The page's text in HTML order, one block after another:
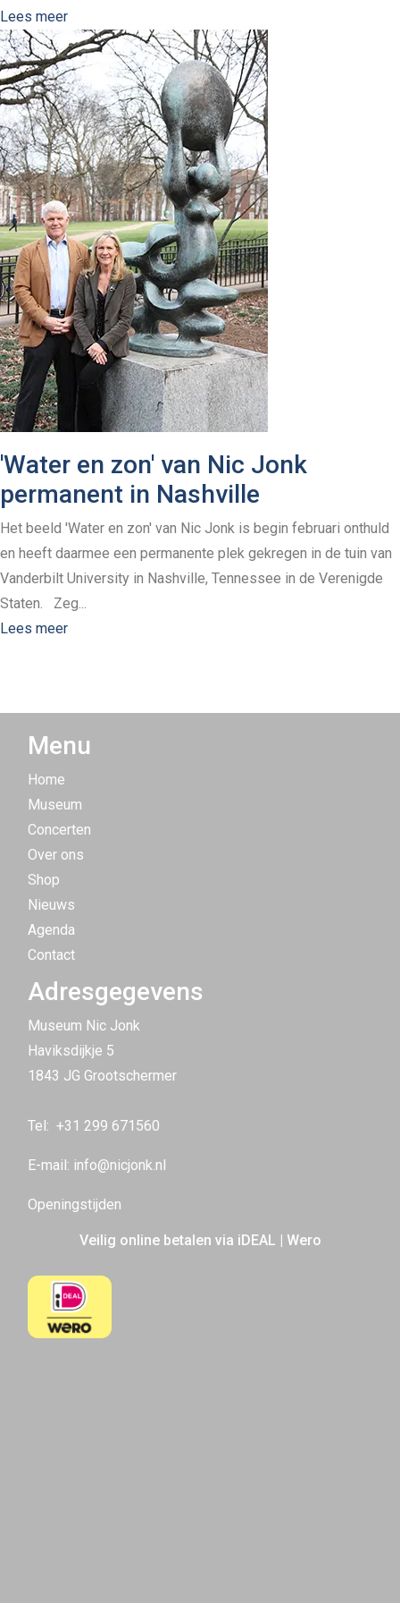
Lees meer
'Water en zon' van Nic Jonk
permanent in Nashville
Het beeld 'Water en zon' van Nic Jonk is begin februari onthuld
en heeft daarmee een permanente plek gekregen in de tuin van
Vanderbilt University in Nashville, Tennessee in de Verenigde
Staten. Zeg...
Lees meer
Menu
Home
Museum
Concerten
Over ons
Shop
Nieuws
Agenda
Contact
Adresgegevens
Museum Nic Jonk
Haviksdijkje 5
1843 JG Grootschermer
Tel:+31 299 671560
E-mail: info@nicjonk.nl
Openingstijden
Veilig online betalen via iDEAL | Wero